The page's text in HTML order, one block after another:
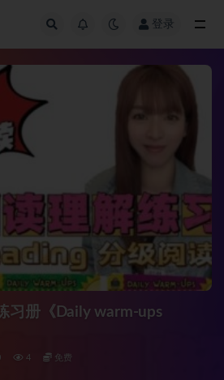
登录
习册《Daily warm-ups
4 免费